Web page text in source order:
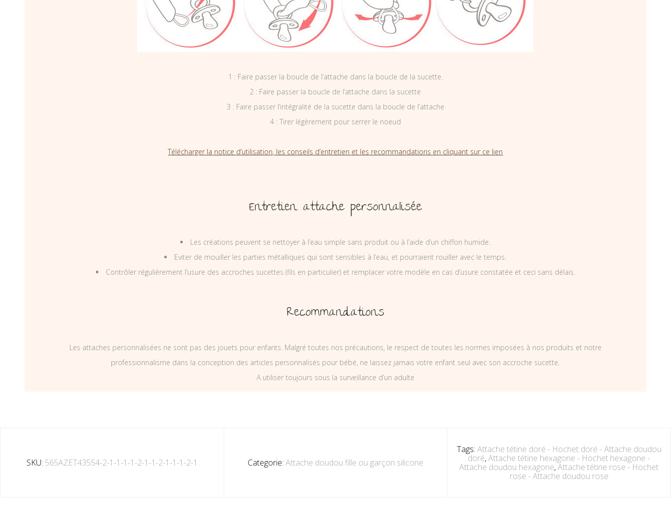
1 : Faire passer la boucle de l’attache dans la boucle de la sucette.
2 : Faire passer la boucle de l’attache dans la sucette
3 : Faire passer l’intégralité de la sucette dans la boucle de l’attache
4 : Tirer légèrement pour serrer le noeud
Télécharger la notice d’utilisation, les conseils d’entretien et les recommandations en cliquant sur ce lien
Entretien attache personnalisée
Les créations peuvent se nettoyer à l’eau simple sans produit ou à l’aide d’un chiffon humide.
Eviter de mouiller les parties métalliques qui sont sensibles à l’eau, et pourraient rouiller avec le temps.
Contrôler régulièrement l’usure des accroches sucettes (fils en particulier) et remplacer votre modèle en cas d’usure constatée et ceci sans délais.
Recommandations
Les attaches personnalisées ne sont pas des jouets pour enfants. Malgré toutes nos précautions, le respect de toutes les normes imposées à nos produits et notre
professionnalisme dans la conception des articles personnalisés pour bébé, ne laissez jamais votre enfant seul avec son accroche sucette.
A utiliser toujours sous la surveillance d’un adulte
SKU: 565AZET43554-2-1-1-1-1-2-1-1-2-1-1-1-2-1 Categorie: Attache doudou fille ou garçon silicone
Tags: Attache tétine doré - Hochet doré - Attache doudou
doré,Attache tétine hexagone - Hochet hexagone -
Attache doudou hexagone,Attache tétine rose - Hochet
rose - Attache doudou rose